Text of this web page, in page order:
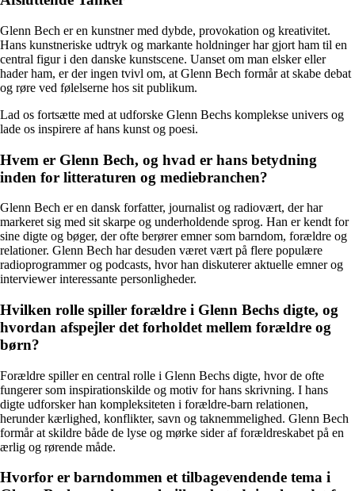
Glenn Bech er en kunstner med dybde, provokation og kreativitet.
Hans kunstneriske udtryk og markante holdninger har gjort ham til en
central figur i den danske kunstscene. Uanset om man elsker eller
hader ham, er der ingen tvivl om, at Glenn Bech formår at skabe debat
og røre ved følelserne hos sit publikum.
Lad os fortsætte med at udforske Glenn Bechs komplekse univers og
lade os inspirere af hans kunst og poesi.
Hvem er Glenn Bech, og hvad er hans betydning
inden for litteraturen og mediebranchen?
Glenn Bech er en dansk forfatter, journalist og radiovært, der har
markeret sig med sit skarpe og underholdende sprog. Han er kendt for
sine digte og bøger, der ofte berører emner som barndom, forældre og
relationer. Glenn Bech har desuden været vært på flere populære
radioprogrammer og podcasts, hvor han diskuterer aktuelle emner og
interviewer interessante personligheder.
Hvilken rolle spiller forældre i Glenn Bechs digte, og
hvordan afspejler det forholdet mellem forældre og
børn?
Forældre spiller en central rolle i Glenn Bechs digte, hvor de ofte
fungerer som inspirationskilde og motiv for hans skrivning. I hans
digte udforsker han kompleksiteten i forældre-barn relationen,
herunder kærlighed, konflikter, savn og taknemmelighed. Glenn Bech
formår at skildre både de lyse og mørke sider af forældreskabet på en
ærlig og rørende måde.
Hvorfor er barndommen et tilbagevendende tema i